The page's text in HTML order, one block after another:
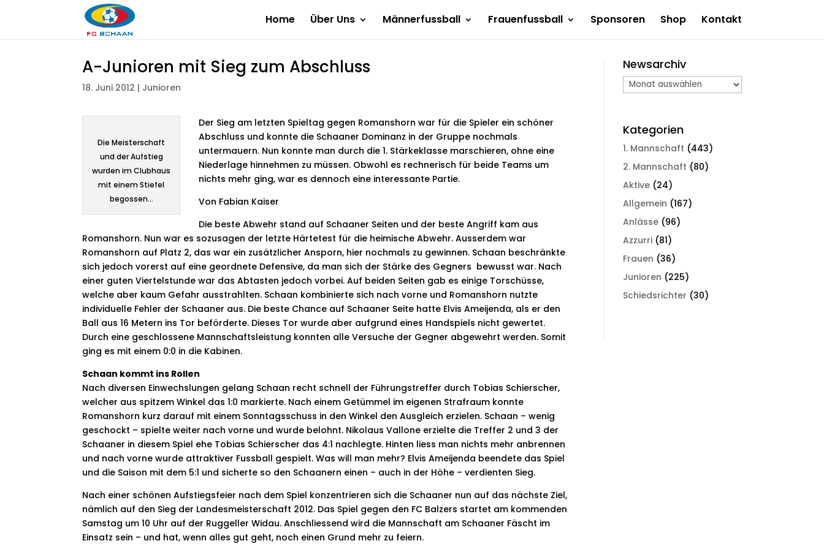
Home Über Uns Männerfussball Frauenfussball Sponsoren Shop Kontakt
A-Junioren mit Sieg zum Abschluss
18. Juni 2012 | Junioren
Die Meisterschaft
und der Aufstieg
wurden im Clubhaus
mit einem Stiefel
begossen…
Der Sieg am letzten Spieltag gegen Romanshorn war für die Spieler ein schöner
Abschluss und konnte die Schaaner Dominanz in der Gruppe nochmals
untermauern. Nun konnte man durch die 1. Stärkeklasse marschieren, ohne eine
Niederlage hinnehmen zu müssen. Obwohl es rechnerisch für beide Teams um
nichts mehr ging, war es dennoch eine interessante Partie.
Von Fabian Kaiser
Die beste Abwehr stand auf Schaaner Seiten und der beste Angriff kam aus
Romanshorn. Nun war es sozusagen der letzte Härtetest für die heimische Abwehr. Ausserdem war
Romanshorn auf Platz 2, das war ein zusätzlicher Ansporn, hier nochmals zu gewinnen. Schaan beschränkte
sich jedoch vorerst auf eine geordnete Defensive, da man sich der Stärke des Gegners bewusst war. Nach
einer guten Viertelstunde war das Abtasten jedoch vorbei. Auf beiden Seiten gab es einige Torschüsse,
welche aber kaum Gefahr ausstrahlten. Schaan kombinierte sich nach vorne und Romanshorn nutzte
individuelle Fehler der Schaaner aus. Die beste Chance auf Schaaner Seite hatte Elvis Ameijenda, als er den
Ball aus 16 Metern ins Tor beförderte. Dieses Tor wurde aber aufgrund eines Handspiels nicht gewertet.
Durch eine geschlossene Mannschaftsleistung konnten alle Versuche der Gegner abgewehrt werden. Somit
ging es mit einem 0:0 in die Kabinen.
Schaan kommt ins Rollen
Nach diversen Einwechslungen gelang Schaan recht schnell der Führungstreffer durch Tobias Schierscher,
welcher aus spitzem Winkel das 1:0 markierte. Nach einem Getümmel im eigenen Strafraum konnte
Romanshorn kurz darauf mit einem Sonntagsschuss in den Winkel den Ausgleich erzielen. Schaan – wenig
geschockt – spielte weiter nach vorne und wurde belohnt. Nikolaus Vallone erzielte die Treffer 2 und 3 der
Schaaner in diesem Spiel ehe Tobias Schierscher das 4:1 nachlegte. Hinten liess man nichts mehr anbrennen
und nach vorne wurde attraktiver Fussball gespielt. Was will man mehr? Elvis Ameijenda beendete das Spiel
und die Saison mit dem 5:1 und sicherte so den Schaanern einen – auch in der Höhe – verdienten Sieg.
Nach einer schönen Aufstiegsfeier nach dem Spiel konzentrieren sich die Schaaner nun auf das nächste Ziel,
nämlich auf den Sieg der Landesmeisterschaft 2012. Das Spiel gegen den FC Balzers startet am kommenden
Samstag um 10 Uhr auf der Ruggeller Widau. Anschliessend wird die Mannschaft am Schaaner Fäscht im
Einsatz sein – und hat, wenn alles gut geht, noch einen Grund mehr zu feiern.
Newsarchiv
Newsarchiv
Kategorien
1. Mannschaft (443)
2. Mannschaft (80)
Aktive (24)
Allgemein (167)
Anlässe (96)
Azzurri (81)
Frauen (36)
Junioren (225)
Schiedsrichter (30)